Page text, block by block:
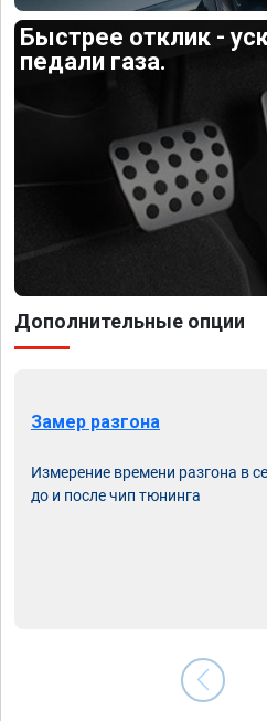
Быстрее отклик -
педали газа.
Дополнительные опции
Замер разгона
Измерение времени разгона в
до и после чип тюнинга